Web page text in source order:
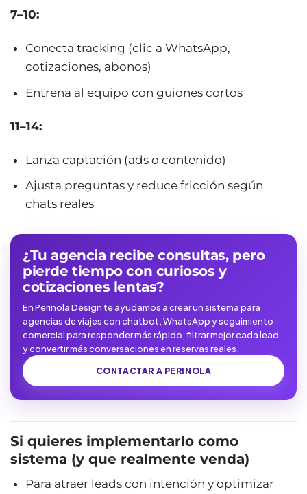
7–10:
Conecta tracking (clic a WhatsApp,
cotizaciones, abonos)
Entrena al equipo con guiones cortos
11–14:
Lanza captación (ads o contenido)
Ajusta preguntas y reduce fricción según
chats reales
¿Tu agencia recibe consultas, pero
pierde tiempo con curiosos y
cotizaciones lentas?
En Perinola Design te ayudamos a crear un sistema para
agencias de viajes con chatbot, WhatsApp y seguimiento
comercial para responder más rápido, filtrar mejor cada lead
y convertir más conversaciones en reservas reales.
CONTACTAR A PERINOLA
Si quieres implementarlo como
sistema (y que realmente venda)
Para atraer leads con intención y optimizar